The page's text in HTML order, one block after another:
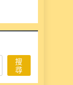
搜
尋